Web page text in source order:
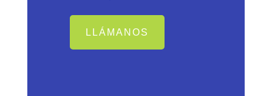
LLÁMANOS